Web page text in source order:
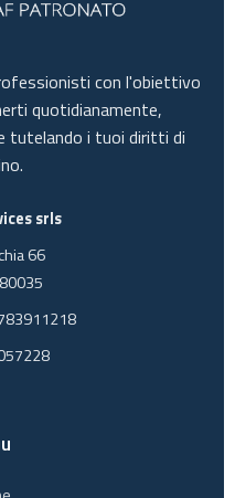
con l'obiettivo
quotidianamente,
tutelando i tuoi diritti di
srls
66